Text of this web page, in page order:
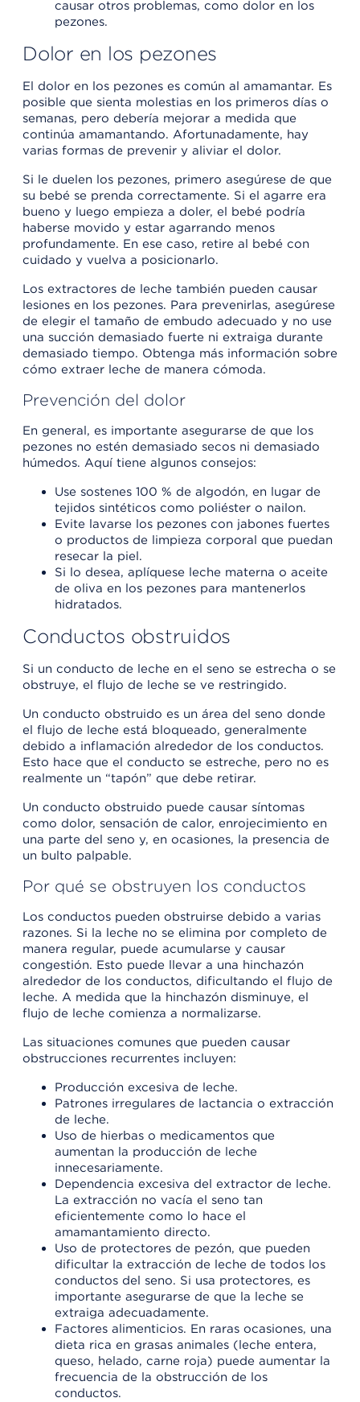
causar otros problemas, como dolor en los
pezones.
Dolor en los pezones
El dolor en los pezones es común al amamantar. Es
posible que sienta molestias en los primeros días o
semanas, pero debería mejorar a medida que
continúa amamantando. Afortunadamente, hay
varias formas de prevenir y aliviar el dolor.
Si le duelen los pezones, primero asegúrese de que
su bebé se prenda correctamente. Si el agarre era
bueno y luego empieza a doler, el bebé podría
haberse movido y estar agarrando menos
profundamente. En ese caso, retire al bebé con
cuidado y vuelva a posicionarlo.
Los extractores de leche también pueden causar
lesiones en los pezones. Para prevenirlas, asegúrese
de elegir el tamaño de embudo adecuado y no use
una succión demasiado fuerte ni extraiga durante
demasiado tiempo. Obtenga más información sobre
cómo extraer leche de manera cómoda.
Prevención del dolor
En general, es importante asegurarse de que los
pezones no estén demasiado secos ni demasiado
húmedos. Aquí tiene algunos consejos:
Use sostenes 100 % de algodón, en lugar de
tejidos sintéticos como poliéster o nailon.
Evite lavarse los pezones con jabones fuertes
o productos de limpieza corporal que puedan
resecar la piel.
Si lo desea, aplíquese leche materna o aceite
de oliva en los pezones para mantenerlos
hidratados.
Conductos obstruidos
Si un conducto de leche en el seno se estrecha o se
obstruye, el flujo de leche se ve restringido.
Un conducto obstruido es un área del seno donde
el flujo de leche está bloqueado, generalmente
debido a inflamación alrededor de los conductos.
Esto hace que el conducto se estreche, pero no es
realmente un “tapón” que debe retirar.
Un conducto obstruido puede causar síntomas
como dolor, sensación de calor, enrojecimiento en
una parte del seno y, en ocasiones, la presencia de
un bulto palpable.
Por qué se obstruyen los conductos
Los conductos pueden obstruirse debido a varias
razones. Si la leche no se elimina por completo de
manera regular, puede acumularse y causar
congestión. Esto puede llevar a una hinchazón
alrededor de los conductos, dificultando el flujo de
leche. A medida que la hinchazón disminuye, el
flujo de leche comienza a normalizarse.
Las situaciones comunes que pueden causar
obstrucciones recurrentes incluyen:
Producción excesiva de leche.
Patrones irregulares de lactancia o extracción
de leche.
Uso de hierbas o medicamentos que
aumentan la producción de leche
innecesariamente.
Dependencia excesiva del extractor de leche.
La extracción no vacía el seno tan
eficientemente como lo hace el
amamantamiento directo.
Uso de protectores de pezón, que pueden
dificultar la extracción de leche de todos los
conductos del seno. Si usa protectores, es
importante asegurarse de que la leche se
extraiga adecuadamente.
Factores alimenticios. En raras ocasiones, una
dieta rica en grasas animales (leche entera,
queso, helado, carne roja) puede aumentar la
frecuencia de la obstrucción de los
conductos.